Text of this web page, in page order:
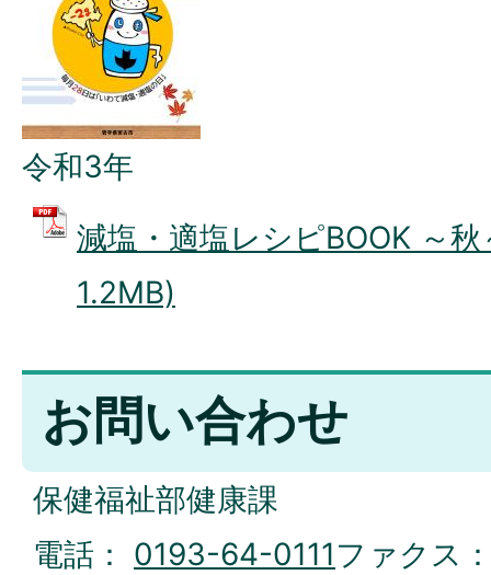
令和3年
減塩・適塩レシピBOOK ～
1.2MB)
お問い合わせ
保健福祉部健康課
電話： 0193-64-0111ファクス